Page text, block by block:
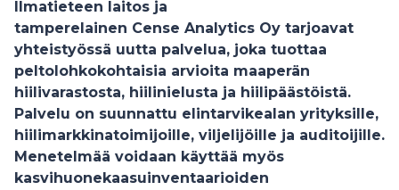
Ilmatieteen laitos ja
tamperelainen Cense Analytics Oy tarjoavat
yhteistyössä uutta palvelua, joka tuottaa
peltolohkokohtaisia arvioita maaperän
hiilivarastosta, hiilinielusta ja hiilipäästöistä.
Palvelu on suunnattu elintarvikealan yrityksille,
hiilimarkkinatoimijoille, viljelijöille ja auditoijille.
Menetelmää voidaan käyttää myös
kasvihuonekaasuinventaarioiden